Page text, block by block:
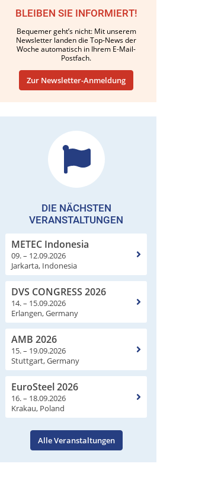
BLEIBEN SIE INFORMIERT!
Bequemer geht’s nicht: Mit unserem
Newsletter landen die Top-News der
Woche automatisch in Ihrem E-Mail-
Postfach.
Zur Newsletter-Anmeldung
DIE NÄCHSTEN
VERANSTALTUNGEN
METEC Indonesia
09. – 12.09.2026
Jarkarta, Indonesia
DVS CONGRESS 2026
14. – 15.09.2026
Erlangen, Germany
AMB 2026
15. – 19.09.2026
Stuttgart, Germany
EuroSteel 2026
16. – 18.09.2026
Krakau, Poland
Alle Veranstaltungen